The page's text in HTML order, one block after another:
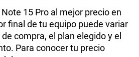
15 Pro al mejor precio en
final de tu equipo puede variar
compra, el plan elegido y el
Para conocer tu precio